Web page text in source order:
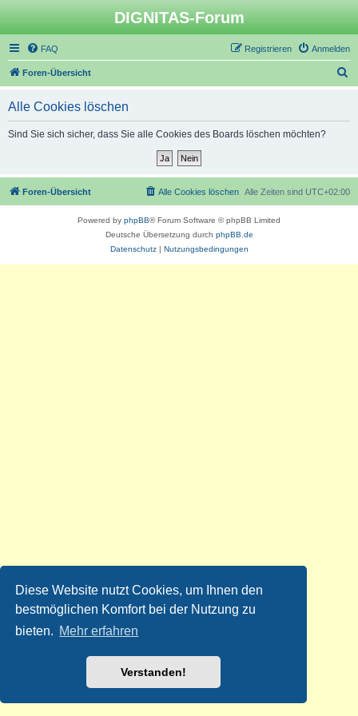
Diese Website nutzt Cookies, um Ihnen den
bestmöglichen Komfort bei der Nutzung zu
bieten. Mehr erfahren
Verstanden!
DIGNITAS-Forum
FAQ Anmelden
Registrieren
Foren-Übersicht
Alle Cookies löschen
Sind Sie sich sicher, dass Sie alle Cookies des Boards löschen möchten?
Foren-Übersicht Alle Zeiten sind UTC+02:00
Alle Cookies löschen
Powered by phpBB® Forum Software © phpBB Limited
Deutsche Übersetzung durch phpBB.de
Datenschutz| Nutzungsbedingungen